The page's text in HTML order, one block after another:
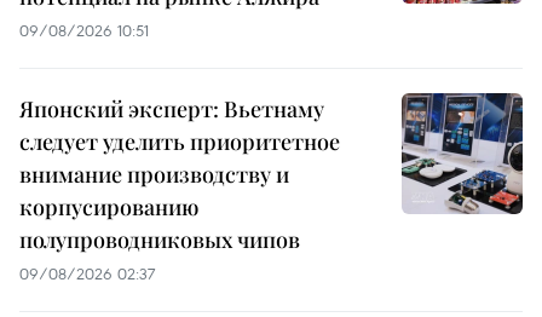
09/08/2026 10:51
Японский эксперт: Вьетнаму
следует уделить приоритетное
внимание производству и
корпусированию
полупроводниковых чипов
09/08/2026 02:37